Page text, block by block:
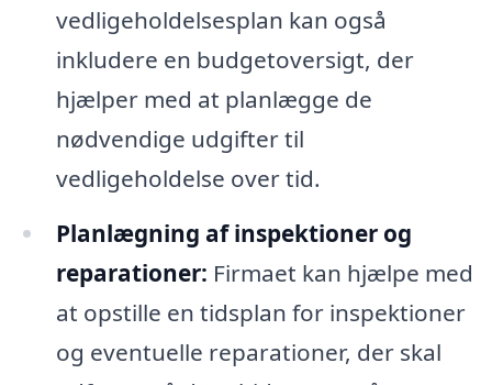
vedligeholdelsesplan kan også
inkludere en budgetoversigt, der
hjælper med at planlægge de
nødvendige udgifter til
vedligeholdelse over tid.
Planlægning af inspektioner og
reparationer: Firmaet kan hjælpe med
at opstille en tidsplan for inspektioner
og eventuelle reparationer, der skal